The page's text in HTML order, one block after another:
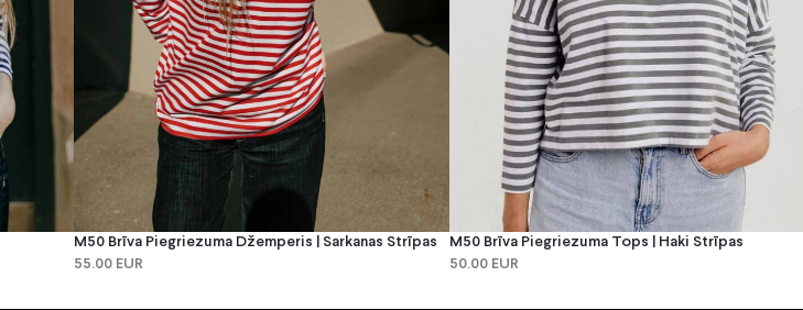
M50 Brīva Piegriezuma Džemperis | Sarkanas Strīpas
55.00 EUR
M50 Brīva Piegriezuma Tops | Haki Strīpas
50.00 EUR